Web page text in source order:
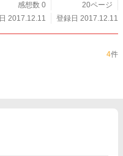
感想数 0
20ページ
2017.12.11
登録日 2017.12.11
4件